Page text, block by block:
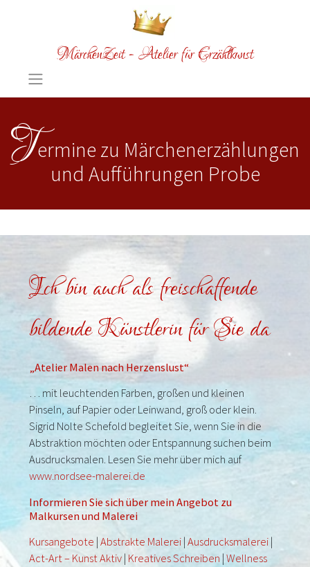
MärchenZeit - Atelier für Erzählkunst
Termine zu Märchenerzählungen
und Aufführungen Probe
Ich bin auch als freischaffende
bildende Künstlerin für Sie da
„Atelier Malen nach Herzenslust“
… mit leuchtenden Farben, großen und kleinen
Pinseln, auf Papier oder Leinwand, groß oder klein.
Sigrid Nolte Schefold begleitet Sie, wenn Sie in die
Abstraktion möchten oder Entspannung suchen beim
Ausdrucksmalen. Lesen Sie mehr über mich auf
www.nordsee-malerei.de
Informieren Sie sich über mein Angebot zu
Malkursen und Malerei
Kursangebote |Abstrakte Malerei |Ausdrucksmalerei |
Act-Art – Kunst Aktiv | Kreatives Schreiben |Wellness